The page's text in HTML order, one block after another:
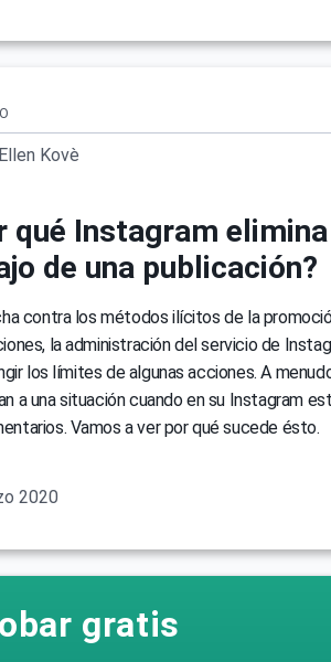
Ellen Kovè
qué Instagram
de una publicación?
contra los métodos ilícitos de la
la administración del servicio de
los límites de algunas acciones. A
a una situación cuando en su Instagram
Vamos a ver por qué sucede ésto.
2020
gratis